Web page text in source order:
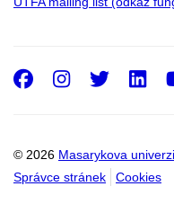
© 2026 Masarykova
Správce stránek
Cookies
Facebook